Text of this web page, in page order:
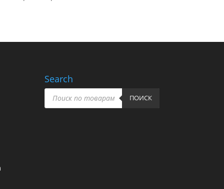
Search
Поиск
товаров ПОИСК